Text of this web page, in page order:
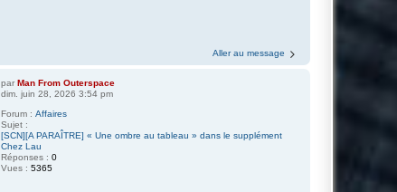
Aller au message
parMan From Outerspace
dim. juin 28, 2026 3:54 pm
Forum :Affaires
Sujet :
[SCN][A PARAÎTRE] « Une ombre au tableau » dans le supplément
Chez Lau
Réponses :0
Vues :5365